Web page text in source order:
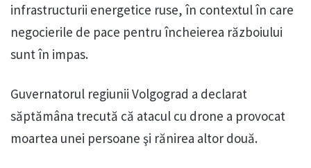
infrastructurii energetice ruse, în contextul în care
negocierile de pace pentru încheierea războiului
sunt în impas.
Guvernatorul regiunii Volgograd a declarat
săptămâna trecută că atacul cu drone a provocat
moartea unei persoane şi rănirea altor două.